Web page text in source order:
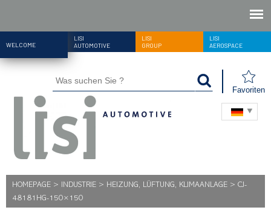
WELCOME
LISI
AUTOMOTIVE
LISI
GROUP
LISI
AEROSPACE
Favoriten
HOMEPAGE > INDUSTRIE > HEIZUNG, LÜFTUNG, KLIMAANLAGE > CJ-
48181HG-150×150